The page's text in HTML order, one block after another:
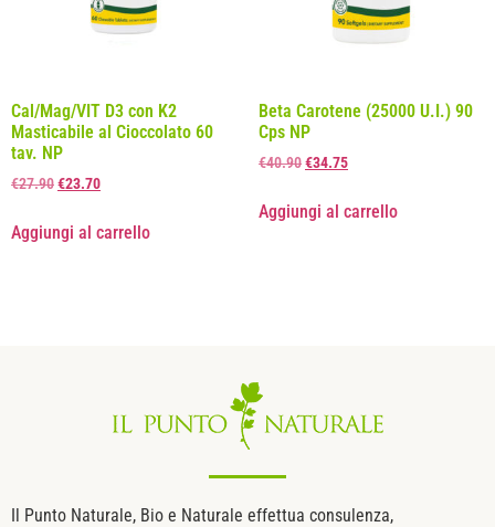
Cal/Mag/VIT D3 con K2
Masticabile al Cioccolato 60
tav. NP
€27.90€23.70
Aggiungi al carrello
Beta Carotene (25000 U.I.) 90
Cps NP
€40.90€34.75
Aggiungi al carrello
Il Punto Naturale, Bio e Naturale effettua consulenza,